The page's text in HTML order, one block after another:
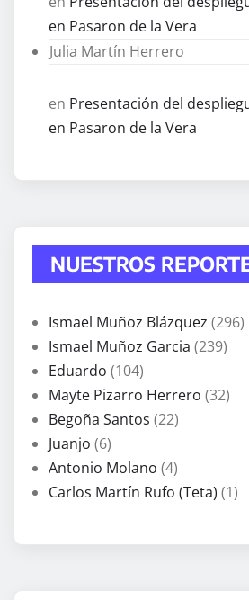
en Pasaron de la Vera
Julia Martín Herrero
en Presentación del
en Pasaron de la Vera
NUESTROS
Ismael Muñoz Blázquez (296)
Ismael Muñoz Garcia (239)
Eduardo (104)
Mayte Pizarro Herrero (32)
Begoña Santos (22)
Juanjo (6)
Antonio Molano (4)
Carlos Martín Rufo (Teta) (1)